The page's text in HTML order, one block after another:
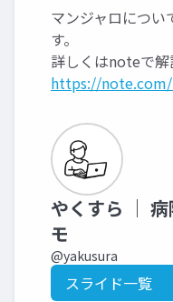
マンジャロについ
す。
詳しくはnoteで
https://note.com/
やくすら ｜
モ
@yakusura
スライド一覧